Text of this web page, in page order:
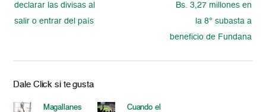
declarar las divisas al
salir o entrar del país
Bs. 3,27 millones en
la 8° subasta a
beneficio de Fundana
Dale Click si te gusta
Magallanes
Cuando el